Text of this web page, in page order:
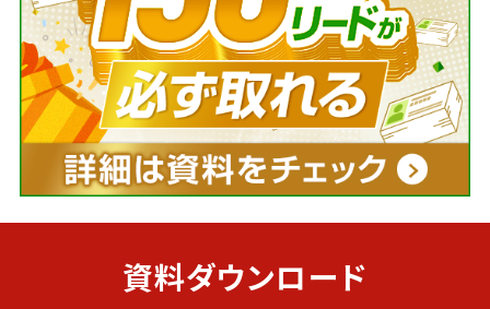
資料ダウンロード